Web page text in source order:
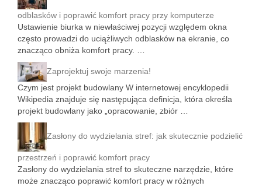
odblasków i poprawić komfort pracy przy komputerze
Ustawienie biurka w niewłaściwej pozycji względem okna
często prowadzi do uciążliwych odblasków na ekranie, co
znacząco obniża komfort pracy. …
Zaprojektuj swoje marzenia!
Czym jest projekt budowlany W internetowej encyklopedii
Wikipedia znajduje się następująca definicja, która określa
projekt budowlany jako „opracowanie, zbiór …
Zasłony do wydzielania stref: jak skutecznie podzielić
przestrzeń i poprawić komfort pracy
Zasłony do wydzielania stref to skuteczne narzędzie, które
może znacząco poprawić komfort pracy w różnych